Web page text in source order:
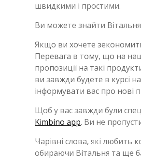
швидкими і простими.
Ви можете знайти
Якщо ви хочете
Перевага в тому, що на
пропозиції на такі
ви завжди будете в курсі
інформувати вас про нові
Щоб у вас завжди були
Kimbino app. Ви не
Чарівні слова, які
обираючи Вітальня та ще